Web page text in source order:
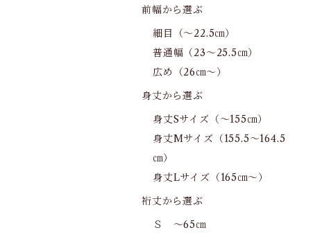
前幅から選ぶ
細目（～22.5㎝）
普通幅（23～25.5㎝）
広め（26㎝～）
身丈から選ぶ
身丈Sサイズ（～155㎝）
身丈Mサイズ（155.5～164.5
㎝）
身丈Lサイズ（165㎝～）
裄丈から選ぶ
Ｓ ～65㎝